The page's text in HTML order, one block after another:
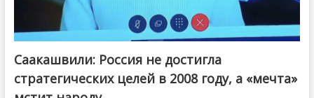
Саакашвили: Россия не достигла
стратегических целей в 2008 году, а «мечта»